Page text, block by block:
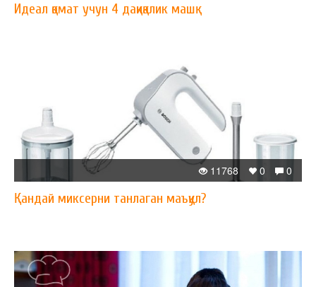
Идеал қомат учун 4 дақиқалик машқ
0
0
11768
Қандай миксерни танлаган маъқул?